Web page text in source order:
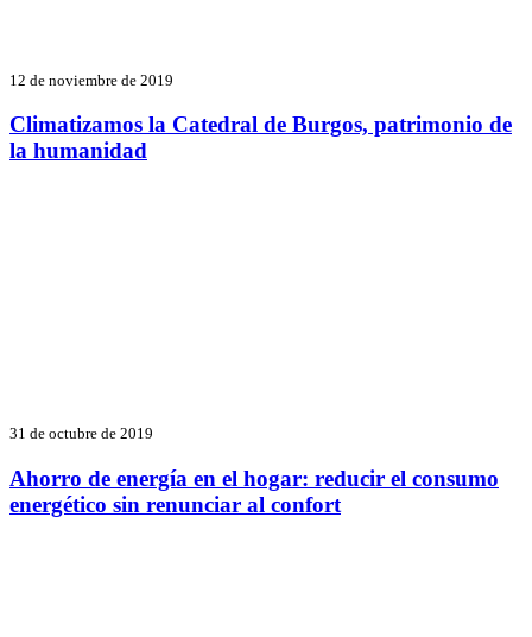
12 de noviembre de 2019
Climatizamos la Catedral de Burgos, patrimonio de
la humanidad
31 de octubre de 2019
Ahorro de energía en el hogar: reducir el consumo
energético sin renunciar al confort